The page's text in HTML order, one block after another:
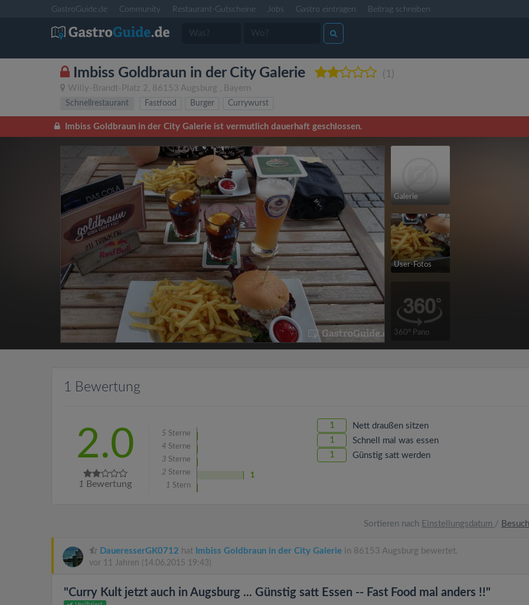
GastroGuide.de Community Restaurant-Gutscheine Jobs Gastro eintragen Beitrag schreiben
Imbiss Goldbraun in der City Galerie (1)
Willy-Brandt-Platz 2, 86153 Augsburg , Bayern
Schnellrestaurant Fastfood Burger Currywurst
Imbiss Goldbraun in der City Galerie ist vermutlich dauerhaft geschlossen.
Galerie
User-Fotos
360° Pano
1 Bewertung
2.0
1 Bewertung
5 Sterne
4 Sterne
3 Sterne
2 Sterne
1
1 Stern
1 Nett draußen sitzen
1 Schnell mal was essen
1 Günstig satt werden
Sortieren nach Einstellungsdatum /
DaueresserGK0712 hat Imbiss Goldbraun in der City Galerie in 86153 Augsburg bewertet.
vor 11 Jahren (14.06.2015 19:43)
"Curry Kult jetzt auch in Augsburg ... Günstig satt Essen -- Fast Food mal anders !!"